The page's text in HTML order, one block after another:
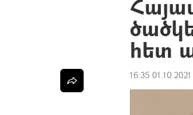
հետ
16:35 01.10.2021